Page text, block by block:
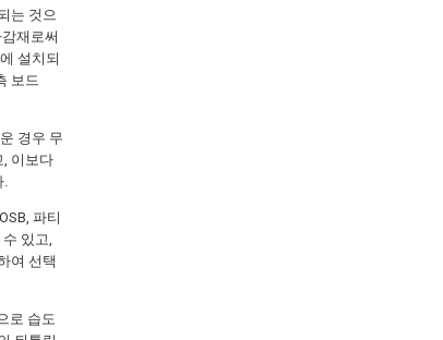
는 것으
재로써
설치되
보드
경우 무
, 이보다
.
파티
있고,
여 선택
로 습도